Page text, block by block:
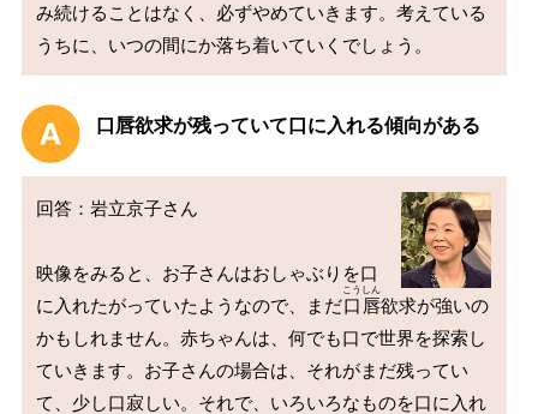
み続けることはなく、必ずやめていきます。考えている
口唇欲求が残っていて口に入れる傾向がある
回答：岩立京子さん
映像をみると、お子さんはおしゃぶりを口
に入れたがっていたようなので、まだ口唇
こうしん
欲求が強いの
かもしれません。赤ちゃんは、何でも口で世界を探索し
ていきます。お子さんの場合は、それがまだ残ってい
て、少し口寂しい。それで、いろいろなものを口に入れ